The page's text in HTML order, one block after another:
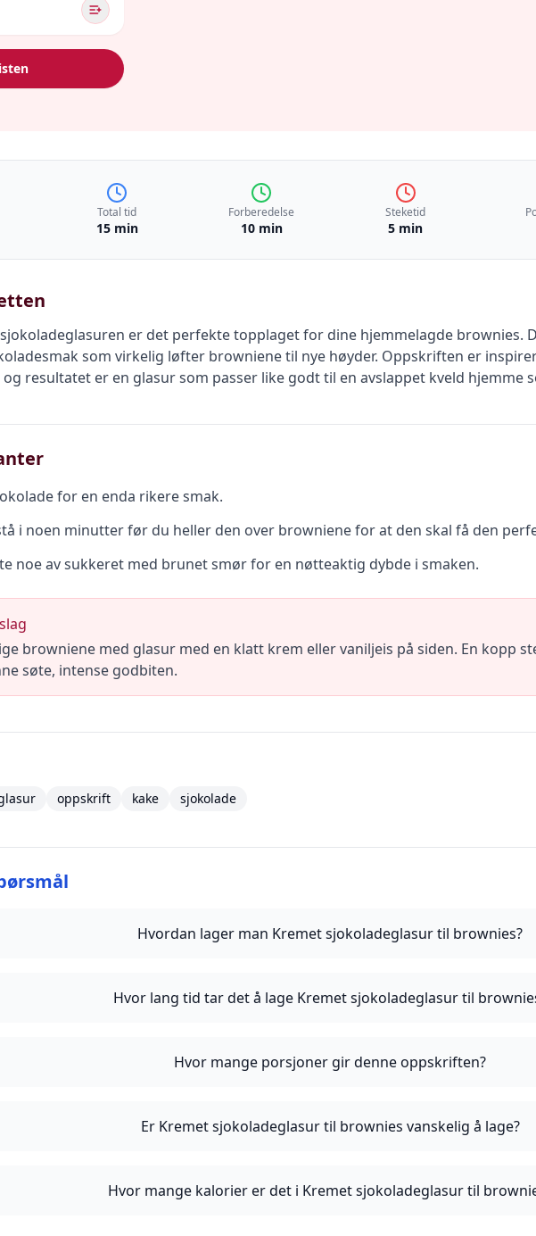
Total tid
15 min
Forberedelse
10 min
Steketid
5 min
er det perfekte topplaget for dine hjemmelagde brownies.
som virkelig løfter browniene til nye høyder. Oppskriften er
resultatet er en glasur som passer like godt til en avslappet kveld hjemme
for en enda rikere smak.
i noen minutter før du heller den over browniene for at den skal få den
noe av sukkeret med brunet smør for en nøtteaktig dybde i smaken.
browniene med glasur med en klatt krem eller vaniljeis på siden. En kopp
søte, intense godbiten.
oppskrift kake sjokolade
Hvordan lager man Kremet sjokoladeglasur til brownies?
Hvor lang tid tar det å lage Kremet sjokoladeglasur til
Hvor mange porsjoner gir denne oppskriften?
Er Kremet sjokoladeglasur til brownies vanskelig å lage?
Hvor mange kalorier er det i Kremet sjokoladeglasur til